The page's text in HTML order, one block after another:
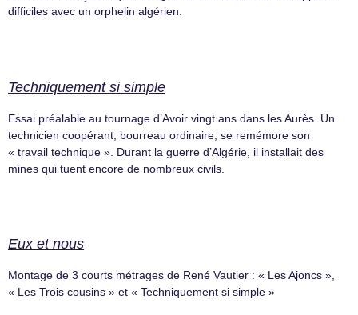
difficiles avec un orphelin algérien.
Techniquement si simple
Essai préalable au tournage d’Avoir vingt ans dans les Aurès. Un
technicien coopérant, bourreau ordinaire, se remémore son
« travail technique ». Durant la guerre d’Algérie, il installait des
mines qui tuent encore de nombreux civils.
Eux et nous
Montage de 3 courts métrages de René Vautier : « Les Ajoncs »,
« Les Trois cousins » et « Techniquement si simple »